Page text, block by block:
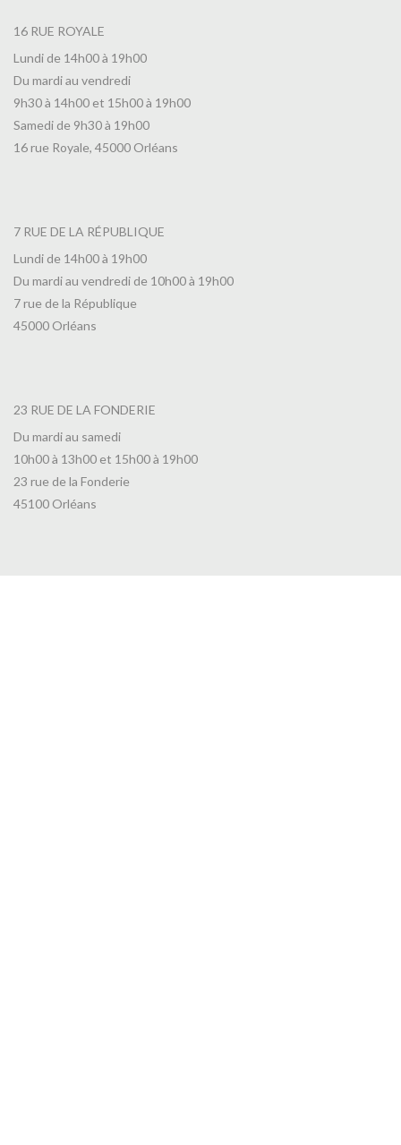
16 RUE ROYALE
Lundi de 14h00 à 19h00
Du mardi au vendredi
9h30 à 14h00 et 15h00 à 19h00
Samedi de 9h30 à 19h00
16 rue Royale, 45000 Orléans
7 RUE DE LA RÉPUBLIQUE
Lundi de 14h00 à 19h00
Du mardi au vendredi de 10h00 à 19h00
7 rue de la République
45000 Orléans
23 RUE DE LA FONDERIE
Du mardi au samedi
10h00 à 13h00 et 15h00 à 19h00
23 rue de la Fonderie
45100 Orléans